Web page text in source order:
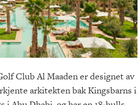
Club Al Maaden er designet av
arkitekten bak Kingsbarns i